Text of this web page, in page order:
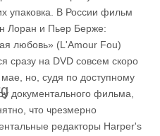
упаковка. В России фильм
Лоран и Пьер Берже:
любовь» (L'Amour Fou)
сразу на DVD совсем скоро
но, судя по доступному
документального фильма,
что чрезмерно
редакторы Harper's